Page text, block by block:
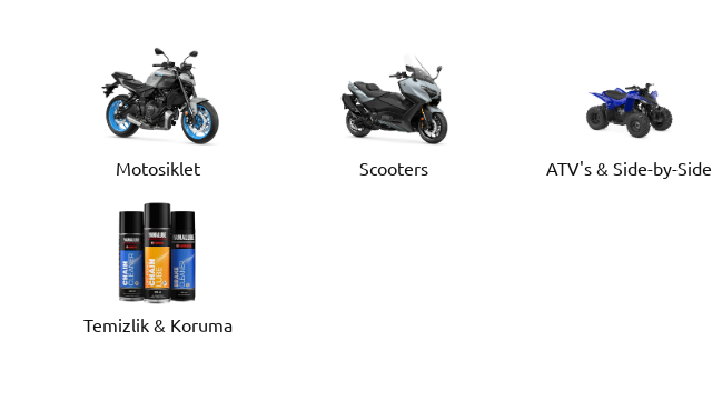
Motosiklet Scooters ATV's & Side-by-Side
Temizlik & Koruma